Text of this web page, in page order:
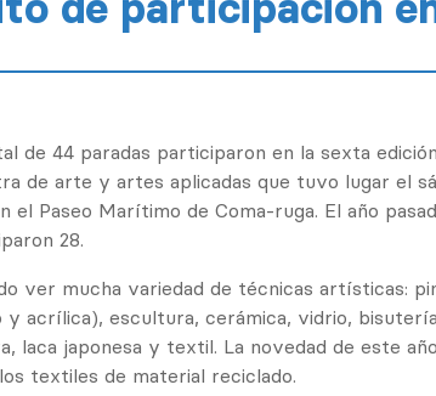
de 44 paradas participaron en la sexta
de arte y artes aplicadas que tuvo lugar el
el Paseo Marítimo de Coma-ruga. El año
28.
ver mucha variedad de técnicas artísticas:
y acrílica), escultura, cerámica, vidrio,
laca japonesa y textil. La novedad de este
textiles de material reciclado.